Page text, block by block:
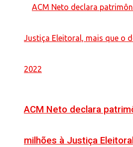
ACM Neto declara
milhões à Justiça